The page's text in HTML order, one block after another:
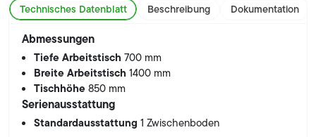
Technisches Datenblatt Beschreibung Dokumentation
Abmessungen
Tiefe Arbeitstisch700 mm
Breite Arbeitstisch1400 mm
Tischhöhe850 mm
Serienausstattung
Standardausstattung1 Zwischenboden